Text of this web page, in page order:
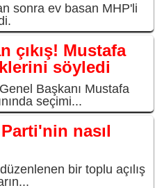
sonra ev basan MHP'li
çıkış! Mustafa
söyledi
Başkanı Mustafa
seçimi...
nasıl
bir toplu açılış